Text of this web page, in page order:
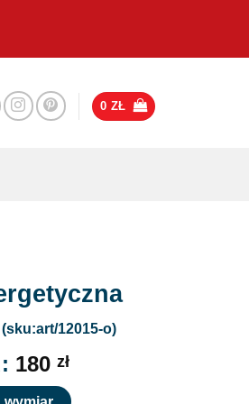
0 ZŁ
(sku:art/12015-o)
180 zł